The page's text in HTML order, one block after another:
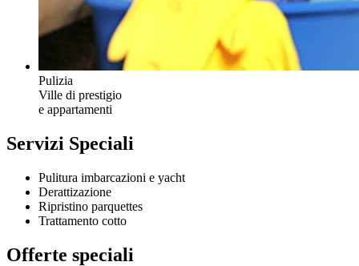
Pulizia
Ville di prestigio
e appartamenti
Servizi Speciali
Pulitura imbarcazioni e yacht
Derattizazione
Ripristino parquettes
Trattamento cotto
Offerte speciali